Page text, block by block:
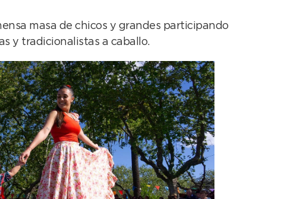
masa de chicos y grandes participando
y tradicionalistas a caballo.